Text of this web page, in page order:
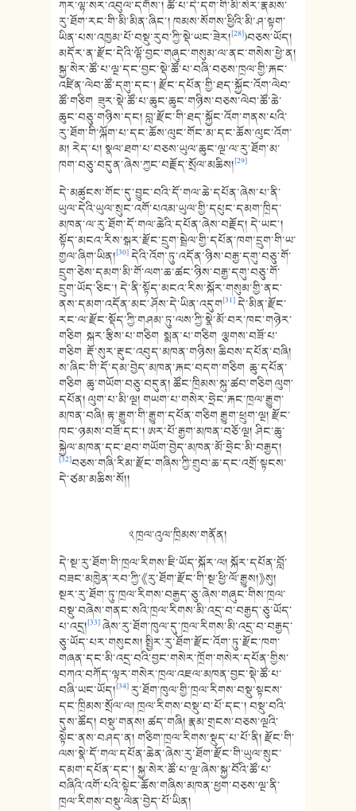
ཀར་ལྷ་སར་འབུལ་དགོས་། ཚོ་པ་དེ་དག་གི་མི་སེར་རྣམས་
རུ་ཐོག་རང་གི་མི་མིན་ཞིང་། ཁམས་སོགས་ཕྱིའི་མི་ཤ་སྟག་
ཡིན་པས་འཁྱམ་པོ་བསྡུ་རུབ་ཀྱི་སྡེ་ཡང་ཟེར།[28])བཅས་ཡོད།
མདོར་ན་རྫོང་དེའི་ལྷོ་བྱང་གཞུང་གསུམ་ལ་ནང་གསེས་ཕྱེ་ན།
སྐྱ་སེར་ཚོ་པ་ལྔ་དང་བྱང་སྡེ་ཚོ་པ་བཞི་བཅས་ཁྲལ་གྱི་རྐང་
འཛིན་ལེབ་ཚོ་དགུ་དང་། རྫོང་དཔོན་གྱི་ཐད་སྐྱོང་འོག་ལེབ་
ཚོ་གཅིག ཟུར་སྡེ་ཚོ་པ་ཆུང་ཆུང་གཉིས་བཅས་ལེབ་ཚོ་ཆེ་
ཆུང་བཅུ་གཉིས་དང། བླ་རྫོང་གི་ཐད་སྐྱོང་འོག་གནས་པའི་
རུ་ཐོག་གི་ལྐོག་པ་དང་ཆོས་ལུང་གོང་མ་དང་ཆོས་ལུང་འོག་
མ། རེད་པ། སྣལ་ཐག་པ་བཅས་ཡུལ་ཆུང་ལྔ་ལ་རུ་ཐོག་མ་
ཁག་བཅུ་བདུན་ཞེས་ཀྱང་བརྗོད་སྲོལ་མཆིས།[29]
དེ་མཚུངས་གོང་དུ་བྱུང་བའི་དོ་གལ་ཆེ་དཔོན་ཞེས་པ་ནི་
ཡུལ་དེའི་ཡུལ་སྲུང་འགོ་པའམ་ཡུལ་གྱི་དཔུང་དམག་ཁྲིད་
མཁན་ལ་རུ་ཐོག་དོ་གལ་ཆེའི་དཔོན་ཞེས་བརྗོད། དེ་ཡང་།
སྟོད་མངའ་རིས་སྒར་རྫོང་དྲུག་སྦྲེལ་གྱི་དཔོན་ཁག་དྲུག་གི་ཡ་
གྱལ་ཞིག་ཡིན།[30]དེའི་འོག་ཏུ་འདོན་ཉིས་བརྒྱ་དགུ་བཅུ་གོ་
དྲུག་ཅེས་དམག་མི་གོ་ལག་ཆ་ཚང་ཉིས་བརྒྱ་དགུ་བཅུ་གོ་
དྲུག་ཡོད་ཅིང་། དེ་ནི་སྟོད་མངའ་རིས་སྐོར་གསུམ་གྱི་ནང་
ནས་དམག་འདོན་མང་ཤོས་དེ་ཡིན་འདུག[31]དེ་མིན་རྫོང་
རང་ལ་རྫོང་སྡོད་ཀྱི་གཤམ་ཏུ་ལས་ཀྱི་སྣེ་མོ་བར་ཁང་གཉེར་
གཅིག སྐར་རྩིས་པ་གཅིག སྨན་པ་གཅིག ལྕགས་བཟོ་པ་
གཅིག རྡོ་སུར་རྡུང་འབུད་མཁན་གཉིས། ཆིབས་དཔོན་བཞི།
ས་ཞིང་གི་དོ་དམ་བྱེད་མཁན་རྐང་བདག་གཅིག ཆུ་དཔོན་
གཅིག ཆུ་གཡོག་བཅུ་བདུན། ཚོང་ཁྲིམས་སྐུ་ཚབ་གཅིག ལུག་
དཔོན། ལུག་པ་མི་ལྔ། གཡག་པ་གསེར་ཧྲེང་རྐང་ཁྲལ་རྒྱུག་
མཁན་བཞི། རྟ་རྒྱུག་གི་རྒྱུག་དཔོན་གཅིག རྒྱུག་ཕྲུག་ལྔ། རྫོང་
ཁང་ཉམས་བཟོ་དང་། ཨར་པོ་རྒྱག་མཁན་བཅོ་ལྔ། ཤིང་ཆུ་
སྐྱེལ་མཁན་དང་ཐབ་གཡོག་བྱེད་མཁན་མོ་ཧྲེང་མི་བརྒྱད།
[32]བཅས་གཞི་རིམ་རྫོང་གཞིས་ཀྱི་གྲུབ་ཆ་དང་འགྲོ་སྟངས་
དེ་ཙམ་མཆིས་སོ།།
༢ ཁྲལ་འུལ་ཁྲིམས་གནོན།
དེ་སྔ་རུ་ཐོག་གི་ཁྲལ་རིགས་ཇི་ཡོད་སྐོར་ལ། སྐོར་དཔོན་བློ་
བཟང་མཁྱེན་རབ་ཀྱི་《རུ་ཐོག་རྫོང་གི་སྔ་ཕྱི་ལོ་རྒྱུས།》སུ།
སྔར་རུ་ཐོག་ཏུ་ཁྲལ་རིགས་བརྒྱད་ཅུ་ཞེས་གཞུང་གིས་ཁྲལ་
བསྡུ་བཞེས་གནང་སའི་ཁྲལ་རིགས་མི་འདྲ་བ་བརྒྱད་ཅུ་ཡོད་
པ་འདྲ།[33]ཞེས་རུ་ཐོག་ཁུལ་དུ་ཁྲལ་རིགས་མི་འདྲ་བ་བརྒྱད་
ཅུ་ཡོད་པར་གསུངས། སྤྱིར་རུ་ཐོག་རྫོང་འོག་ཏུ་རྫོང་ཁག་
གཞན་དང་མི་འདྲ་བའི་བྱང་གསེར་ཁྲོག་གསེར་དཔོན་གྱིས་
བཀའ་བཀོད་ལྟར་གསེར་ཁྲལ་འཇལ་མཁན་བྱང་སྡེ་ཚོ་པ་
བཞི་ཡང་ཡོད།[34]རུ་ཐོག་ཁུལ་གྱི་ཁྲལ་རིགས་བསྡུ་སྟངས་
དང་ཁྲིམས་སྲོལ་ལ། ཁྲལ་རིགས་བསྡུ་བ་པོ་དང་། བསྡུ་བའི་
དུས་ཚོད། བསྡུ་གནས། ཚད་གཞི། རྣམ་གྲངས་བཅས་ལྔའི་
སྟེང་ནས་བཤད་ན། གཅིག་ཁྲལ་རིགས་སྡུད་པ་པོ་ནི། རྫོང་གི་
ལས་སྣེ་དོ་གལ་དཔོན་ཆེན་ཞེས་རུ་ཐོག་རྫོང་གི་ཡུལ་སྲུང་
དམག་དཔོན་དང་། སྐྱ་སེར་ཚོ་པ་ལྔ་ཞེས་སྐྱ་བོའི་ཚོ་པ་
བཞིའི་འགོ་པའི་སྟེང་ཆོས་གཞིས་མཁན་ཕྱག་བཅས་ལྔ་ནི་
ཁྲལ་རིགས་བསྡུ་ལེན་བྱེད་པོ་ཡིན།